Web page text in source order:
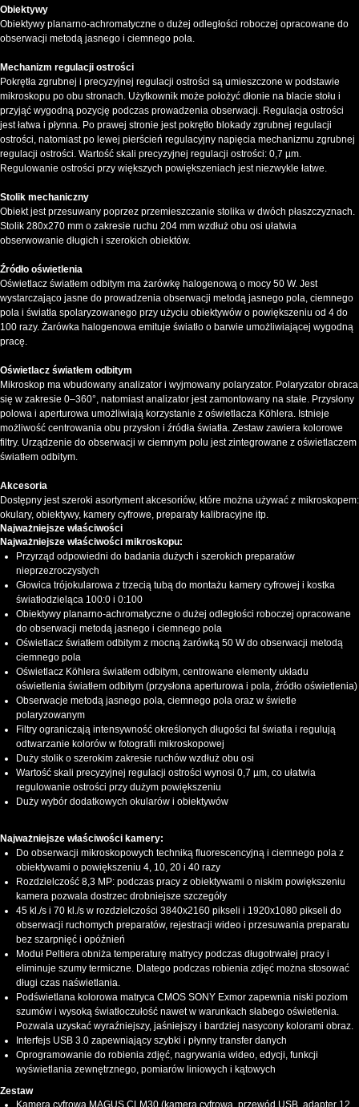
Obiektywy
Obiektywy planarno-achromatyczne o dużej odległości roboczej opracowane do
obserwacji metodą jasnego i ciemnego pola.
Mechanizm regulacji ostrości
Pokrętła zgrubnej i precyzyjnej regulacji ostrości są umieszczone w podstawie
mikroskopu po obu stronach. Użytkownik może położyć dłonie na blacie stołu i
przyjąć wygodną pozycję podczas prowadzenia obserwacji. Regulacja ostrości
jest łatwa i płynna. Po prawej stronie jest pokrętło blokady zgrubnej regulacji
ostrości, natomiast po lewej pierścień regulacyjny napięcia mechanizmu zgrubnej
regulacji ostrości. Wartość skali precyzyjnej regulacji ostrości: 0,7 µm.
Regulowanie ostrości przy większych powiększeniach jest niezwykle łatwe.
Stolik mechaniczny
Obiekt jest przesuwany poprzez przemieszczanie stolika w dwóch płaszczyznach.
Stolik 280x270 mm o zakresie ruchu 204 mm wzdłuż obu osi ułatwia
obserwowanie długich i szerokich obiektów.
Źródło oświetlenia
Oświetlacz światłem odbitym ma żarówkę halogenową o mocy 50 W. Jest
wystarczająco jasne do prowadzenia obserwacji metodą jasnego pola, ciemnego
pola i światła spolaryzowanego przy użyciu obiektywów o powiększeniu od 4 do
100 razy. Żarówka halogenowa emituje światło o barwie umożliwiającej wygodną
pracę.
Oświetlacz światłem odbitym
Mikroskop ma wbudowany analizator i wyjmowany polaryzator. Polaryzator obraca
się w zakresie 0–360°, natomiast analizator jest zamontowany na stałe. Przysłony
polowa i aperturowa umożliwiają korzystanie z oświetlacza Köhlera. Istnieje
możliwość centrowania obu przysłon i źródła światła. Zestaw zawiera kolorowe
filtry. Urządzenie do obserwacji w ciemnym polu jest zintegrowane z oświetlaczem
światłem odbitym.
Akcesoria
Dostępny jest szeroki asortyment akcesoriów, które można używać z mikroskopem:
okulary, obiektywy, kamery cyfrowe, preparaty kalibracyjne itp.
Najważniejsze właściwości
Najważniejsze właściwości mikroskopu:
Przyrząd odpowiedni do badania dużych i szerokich preparatów
nieprzezroczystych
Głowica trójokularowa z trzecią tubą do montażu kamery cyfrowej i kostka
światłodzieląca 100:0 i 0:100
Obiektywy planarno-achromatyczne o dużej odległości roboczej opracowane
do obserwacji metodą jasnego i ciemnego pola
Oświetlacz światłem odbitym z mocną żarówką 50 W do obserwacji metodą
ciemnego pola
Oświetlacz Köhlera światłem odbitym, centrowane elementy układu
oświetlenia światłem odbitym (przysłona aperturowa i pola, źródło oświetlenia)
Obserwacje metodą jasnego pola, ciemnego pola oraz w świetle
polaryzowanym
Filtry ograniczają intensywność określonych długości fal światła i regulują
odtwarzanie kolorów w fotografii mikroskopowej
Duży stolik o szerokim zakresie ruchów wzdłuż obu osi
Wartość skali precyzyjnej regulacji ostrości wynosi 0,7 µm, co ułatwia
regulowanie ostrości przy dużym powiększeniu
Duży wybór dodatkowych okularów i obiektywów
Najważniejsze właściwości kamery:
Do obserwacji mikroskopowych techniką fluorescencyjną i ciemnego pola z
obiektywami o powiększeniu 4, 10, 20 i 40 razy
Rozdzielczość 8,3 MP: podczas pracy z obiektywami o niskim powiększeniu
kamera pozwala dostrzec drobniejsze szczegóły
45 kl./s i 70 kl./s w rozdzielczości 3840x2160 pikseli i 1920x1080 pikseli do
obserwacji ruchomych preparatów, rejestracji wideo i przesuwania preparatu
bez szarpnięć i opóźnień
Moduł Peltiera obniża temperaturę matrycy podczas długotrwałej pracy i
eliminuje szumy termiczne. Dlatego podczas robienia zdjęć można stosować
długi czas naświetlania.
Podświetlana kolorowa matryca CMOS SONY Exmor zapewnia niski poziom
szumów i wysoką światłoczułość nawet w warunkach słabego oświetlenia.
Pozwala uzyskać wyraźniejszy, jaśniejszy i bardziej nasycony kolorami obraz.
Interfejs USB 3.0 zapewniający szybki i płynny transfer danych
Oprogramowanie do robienia zdjęć, nagrywania wideo, edycji, funkcji
wyświetlania zewnętrznego, pomiarów liniowych i kątowych
Zestaw